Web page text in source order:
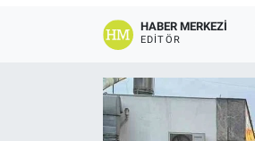
HABER MERKEZI
EDITÖR
Astroloji
Tüm Manşetler
Haber Arşivi